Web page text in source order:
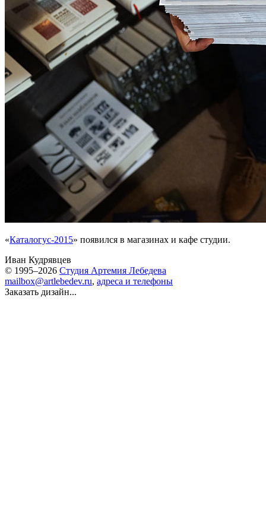
«Каталогус-2015» появился в магазинах и кафе студии.
Иван Кудрявцев
© 1995–2026 Студия Артемия Лебедева
mailbox@artlebedev.ru, адреса и телефоны
Заказать дизайн...